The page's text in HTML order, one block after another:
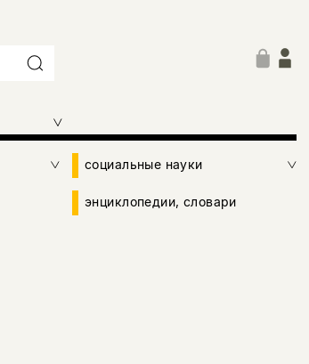
социальные науки
энциклопедии, словари